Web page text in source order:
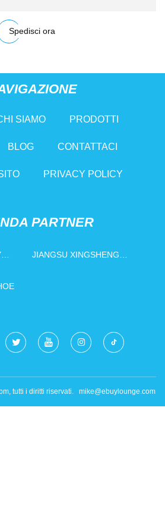
Spedisci ora
SIAMO PRODOTTI
BLOG CONTATTACI
PRIVACY POLICY
PARTNER
JIANGSU XINGSHENG
tutti i diritti riservati. mike@ebuylounge.com